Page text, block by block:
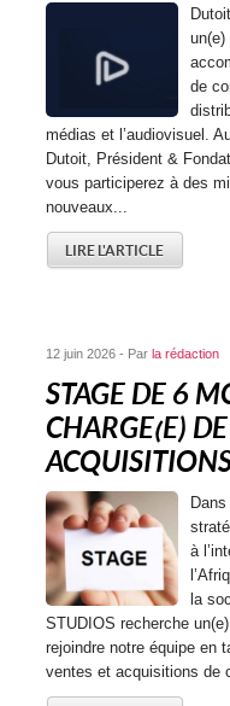
un(e)
de
médias et l’audiovisuel.
Dutoit, Président &
vous participerez à des
nouveaux...
LIRE L'ARTICLE
12 juin 2026 - Par la rédaction
STAGE DE 6
CHARGE(E)
à
la
STUDIOS recherche
rejoindre notre équipe en
ventes et acquisitions de